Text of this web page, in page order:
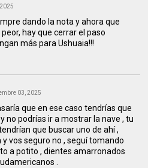
dando la nota y ahora que
hay que cerrar el paso
más para Ushuaia!!!
03, 2025
que en ese caso tendrías que
no podrías ir a mostrar la nave , tu
que buscar uno de ahí ,
y vos seguro no , seguí tomando
a potito , dientes amarronados
.